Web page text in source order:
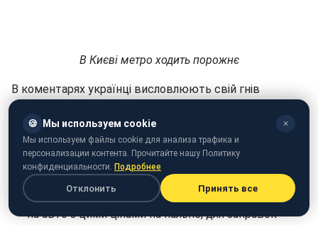
В Києві метро ходить порожнє
В коментарях українці висловлюють свій гнів
рішенням уряду закрити метро.
Киян в черговий раз кинули. Подивитися що зараз
діється на всіх в'їздах в Київ і стане зрозуміло, що
"Київ - не для киян".
Цікаво, чи надовго людям вистачити коштів їздить
на авто з цими цінами на пальне, для заправок
🍪 Мы используем cookie ✕
Мы используем файлы cookie для анализа трафика и
персонализации контента. Прочитайте нашу Политику
конфиденциальности. Подробнее
Отклонить Принять все